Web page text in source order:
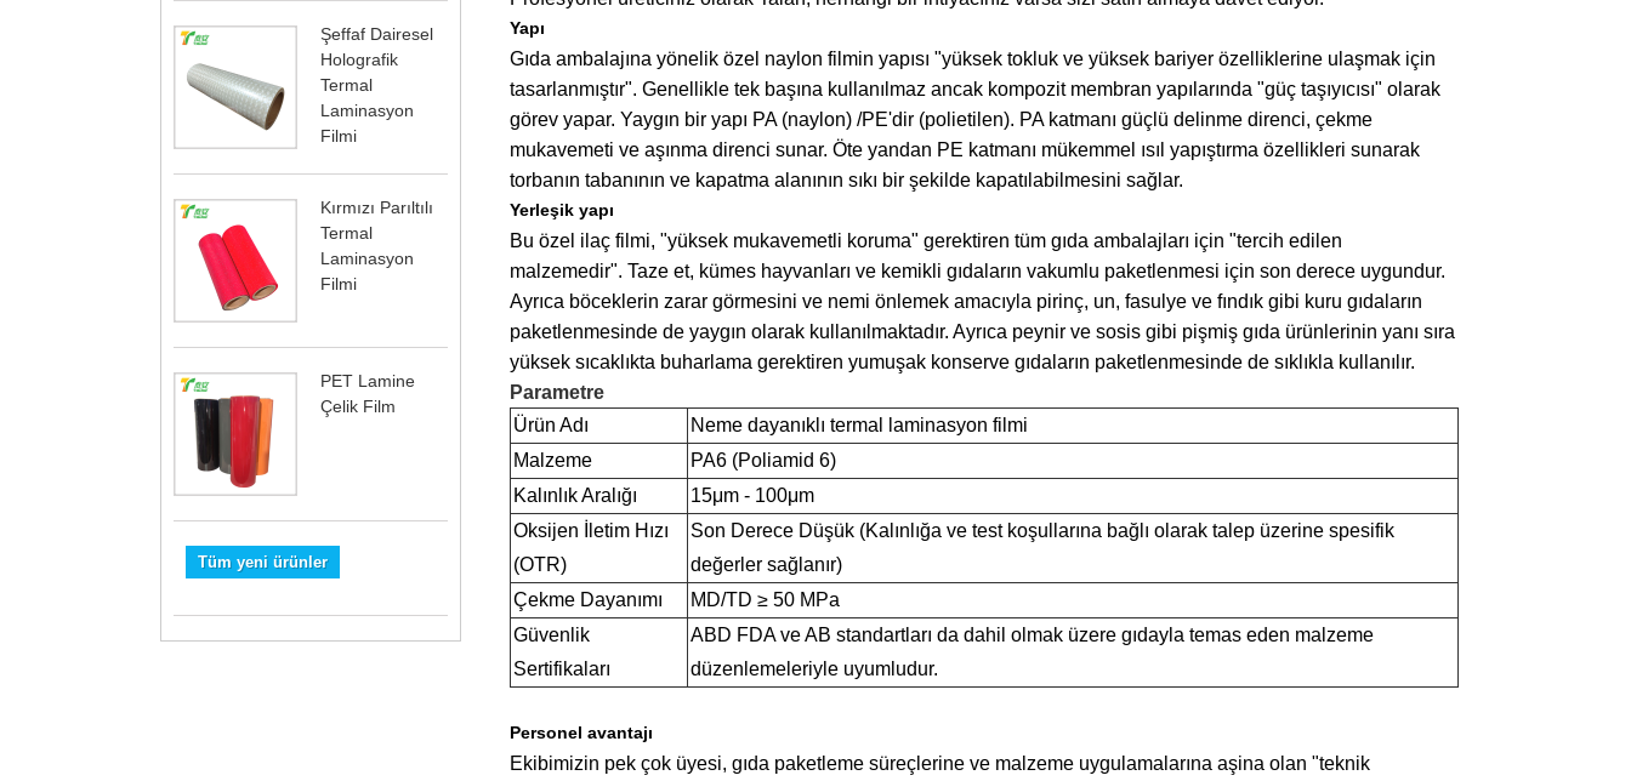
Şeffaf Dairesel
Holografik
Termal
Laminasyon
Filmi
Kırmızı Parıltılı
Termal
Laminasyon
Filmi
PET Lamine
Çelik Film
Tüm yeni ürünler
Yapı
Gıda ambalajına yönelik özel naylon filmin yapısı "yüksek tokluk ve yüksek bariyer özelliklerine ulaşmak için
tasarlanmıştır". Genellikle tek başına kullanılmaz ancak kompozit membran yapılarında "güç taşıyıcısı" olarak
görev yapar. Yaygın bir yapı PA (naylon) /PE'dir (polietilen). PA katmanı güçlü delinme direnci, çekme
mukavemeti ve aşınma direnci sunar. Öte yandan PE katmanı mükemmel ısıl yapıştırma özellikleri sunarak
torbanın tabanının ve kapatma alanının sıkı bir şekilde kapatılabilmesini sağlar.
Yerleşik yapı
Bu özel ilaç filmi, "yüksek mukavemetli koruma" gerektiren tüm gıda ambalajları için "tercih edilen
malzemedir". Taze et, kümes hayvanları ve kemikli gıdaların vakumlu paketlenmesi için son derece uygundur.
Ayrıca böceklerin zarar görmesini ve nemi önlemek amacıyla pirinç, un, fasulye ve fındık gibi kuru gıdaların
paketlenmesinde de yaygın olarak kullanılmaktadır. Ayrıca peynir ve sosis gibi pişmiş gıda ürünlerinin yanı sıra
yüksek sıcaklıkta buharlama gerektiren yumuşak konserve gıdaların paketlenmesinde de sıklıkla kullanılır.
Parametre
Ürün Adı
Neme dayanıklı termal laminasyon filmi
Malzeme
PA6 (Poliamid 6)
Kalınlık Aralığı
15μm - 100μm
Oksijen İletim Hızı
(OTR)
Son Derece Düşük (Kalınlığa ve test koşullarına bağlı olarak talep üzerine spesifik
değerler sağlanır)
Çekme Dayanımı
MD/TD ≥ 50 MPa
Güvenlik
Sertifikaları
ABD FDA ve AB standartları da dahil olmak üzere gıdayla temas eden malzeme
düzenlemeleriyle uyumludur.
Personel avantajı
Ekibimizin pek çok üyesi, gıda paketleme süreçlerine ve malzeme uygulamalarına aşina olan "teknik